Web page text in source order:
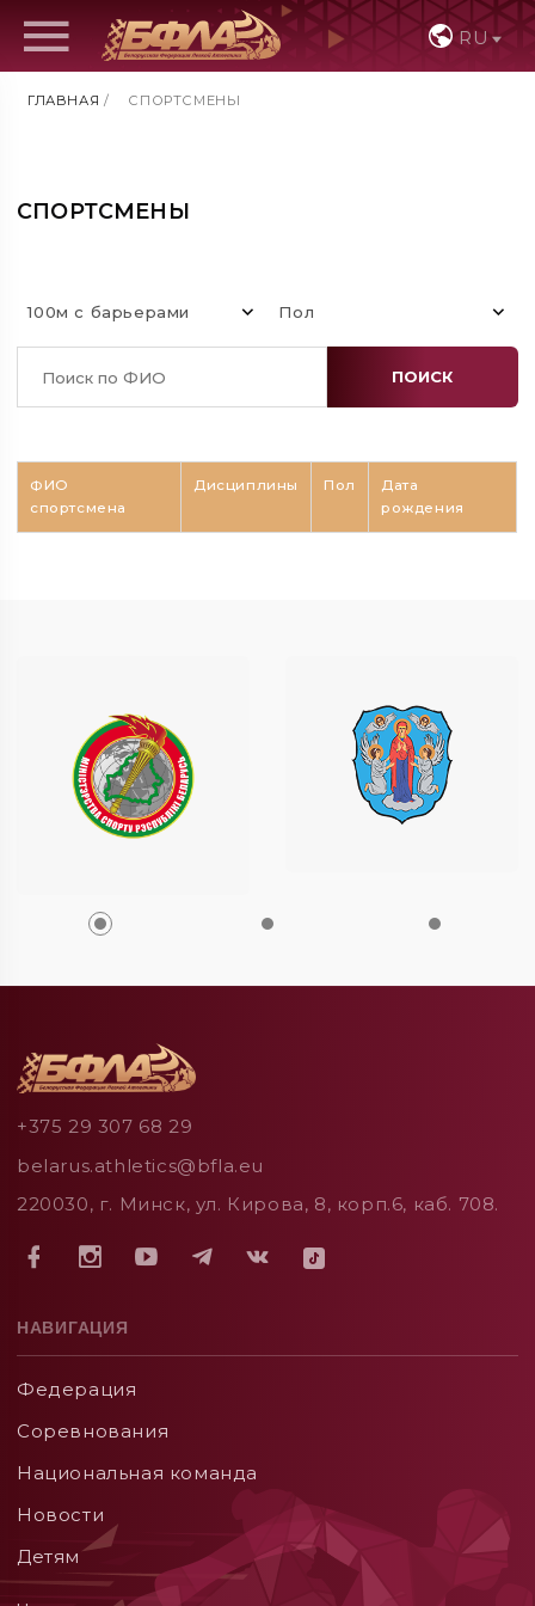
RU
ГЛАВНАЯ / СПОРТСМЕНЫ
СПОРТСМЕНЫ
100м с барьерами Пол
ПОИСК
ФИО
спортсмена
Дисциплины Пол
Дата
рождения
+375 29 307 68 29
belarus.athletics@bfla.eu
220030, г. Минск, ул. Кирова, 8, корп.6, каб. 708.
НАВИГАЦИЯ
Федерация
Соревнования
Национальная команда
Новости
Детям